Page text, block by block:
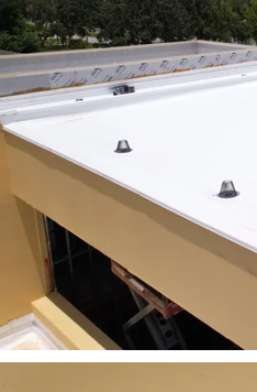
Previous